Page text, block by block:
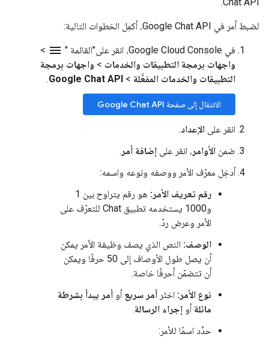
لضبط أمر في Google Chat API، أكمِل الخطوات التالية:
في Google Cloud Console، انقر على"القائمة " menu
>
واجهات برمجة التطبيقات والخدمات > واجهات برمجة
التطبيقات والخدمات المفعَّلة >
Google Chat API
.
الانتقال إلى صفحة Google Chat API
انقر على الإعداد.
ضمن الأوامر ، انقر على إضافة أمر .
أدخِل معرّف الأمر ووصفه ونوعه واسمه:
رقم تعريف الأمر:
هو رقم يتراوح بين 1
و1000 يستخدمه تطبيق Chat للتعرّف على
الأمر وعرض ردّ.
الوصف: النص الذي يصف وظيفة الأمر يمكن
أن يصل طول الأوصاف إلى 50 حرفًا ويمكن
أن تتضمّن أحرفًا خاصة.
نوع الأمر: اختَر أمر سريع أو أمر يبدأ بشرطة
مائلة أو إجراء الرسالة.
حدِّد اسمًا للأمر: